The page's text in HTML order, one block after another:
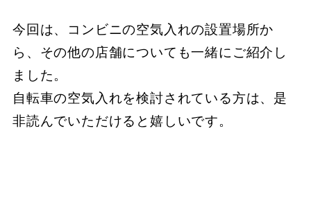
今回は、コンビニの空気入れの設置場所か
ら、その他の店舗についても一緒にご紹介し
ました。
自転車の空気入れを検討されている方は、是
非読んでいただけると嬉しいです。